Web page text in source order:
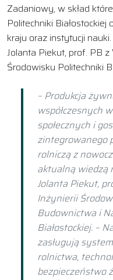
Zadaniowy, w skład
Politechniki
kraju oraz instytucji
Jolanta Piekut, prof. PB
Środowisku Politechniki
– Produkcja
współczesnych
społecznych i
zintegrowanego
rolniczą z
aktualną wiedzą
Jolanta Piekut,
Inżynierii
Budownictwa i
Białostockiej. –
zasługują
rolnictwa,
bezpieczeństwo